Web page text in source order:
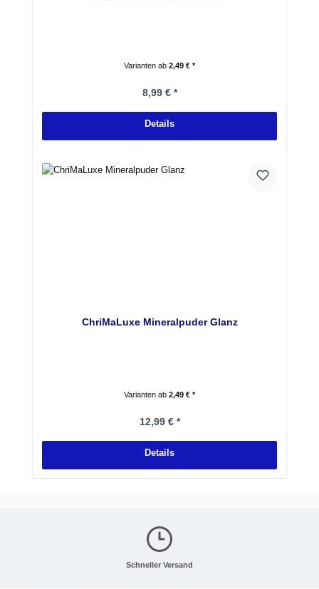
Varianten ab 2,49 € *
Regulärer Preis:
8,99 € *
Details
ChriMaLuxe Mineralpuder Glanz
Varianten ab 2,49 € *
Regulärer Preis:
12,99 € *
Details
Schneller Versand